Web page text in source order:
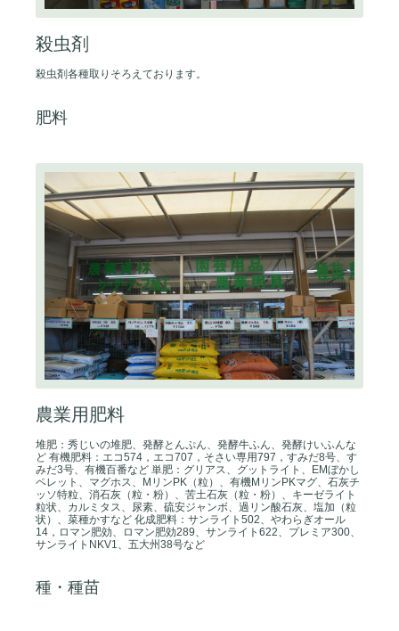
殺虫剤
殺虫剤各種取りそろえております。
肥料
農業用肥料
堆肥：秀じいの堆肥、発酵とんぷん、発酵牛ふん、発酵けいふんな
ど 有機肥料：エコ574，エコ707，そさい専用797，すみだ8号、す
みだ3号、有機百番など 単肥：グリアス、グットライト、EMぼかし
ペレット、マグホス、MリンPK（粒）、有機MリンPKマグ、石灰チ
ッソ特粒、消石灰（粒・粉）、苦土石灰（粒・粉）、キーゼライト
粒状、カルミタス、尿素、硫安ジャンボ、過リン酸石灰、塩加（粒
状）、菜種かすなど 化成肥料：サンライト502、やわらぎオール
14，ロマン肥効、ロマン肥効289、サンライト622、プレミア300、
サンライトNKV1、五大州38号など
種・種苗